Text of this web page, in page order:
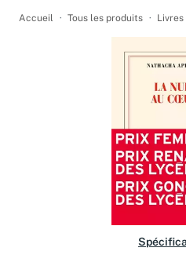
Vinyles d'occasion
Meilleures ventes
Nos engagements
Vous n'avez pas trouvé
qu'il est en
Créer
Accueil Tous les produits Livres